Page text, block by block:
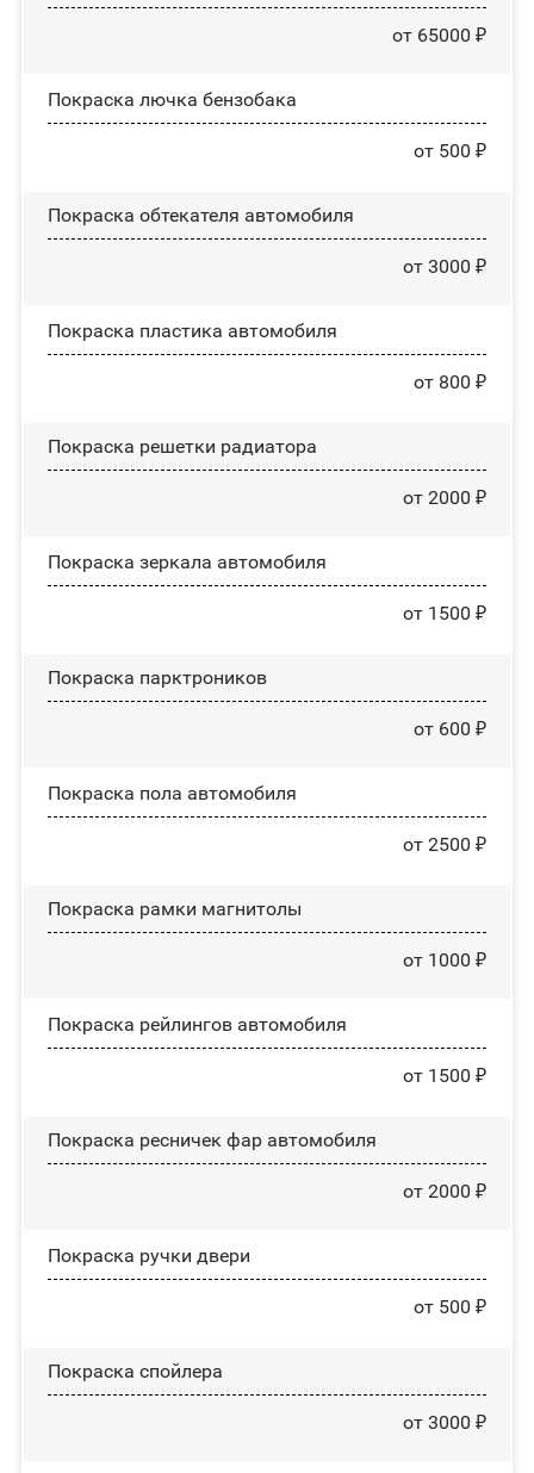
от 65000 ₽
Покраска лючка бензобака
от 500 ₽
Покраска обтекателя автомобиля
от 3000 ₽
Покраска пластика автомобиля
от 800 ₽
Покраска решетки радиатора
от 2000 ₽
Покраска зеркала автомобиля
от 1500 ₽
Покраска парктроников
от 600 ₽
Покраска пола автомобиля
от 2500 ₽
Покраска рамки магнитолы
от 1000 ₽
Покраска рейлингов автомобиля
от 1500 ₽
Покраска ресничек фар автомобиля
от 2000 ₽
Покраска ручки двери
от 500 ₽
Покраска спойлера
от 3000 ₽